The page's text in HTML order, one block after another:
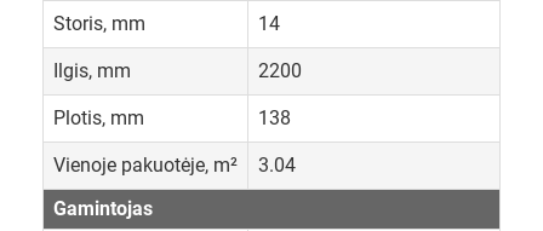
Storis, mm 14
Ilgis, mm 2200
Plotis, mm 138
Vienoje pakuotėje, m²
3.04
Gamintojas